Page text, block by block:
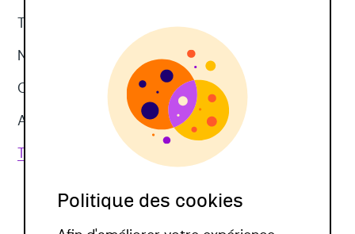
Thérapie d'acceptation et d'engagement
Neuropsychologie
CNV
Approches corporelles
Toutes les techniques
Politique des cookies